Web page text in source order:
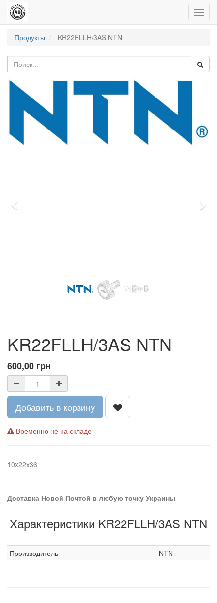
Продукты
KR22FLLH/3AS NTN
KR22FLLH/3AS NTN
600,00 грн
Добавить в корзину
Временно не на складе
10x22x36
Доставка Новой Почтой в любую точку Украины
Характеристики KR22FLLH/3AS NTN
Производитель NTN